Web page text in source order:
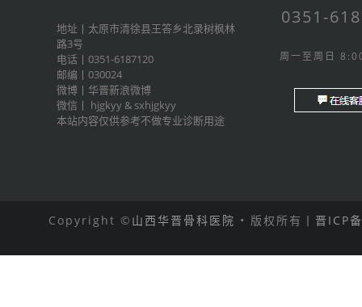
地址丨太原市清徐县王答乡北录树枫林
路3号
电话丨0351-6187120
邮编丨030024
微博丨 华晋新浪微博
微信丨 hjgkyy & sxhjgkyy
本站内容仅供参考不做专业诊断用途
0351-
周一至周日
Copyright © 山西华晋骨科医院 • 版权所有丨 晋ICP